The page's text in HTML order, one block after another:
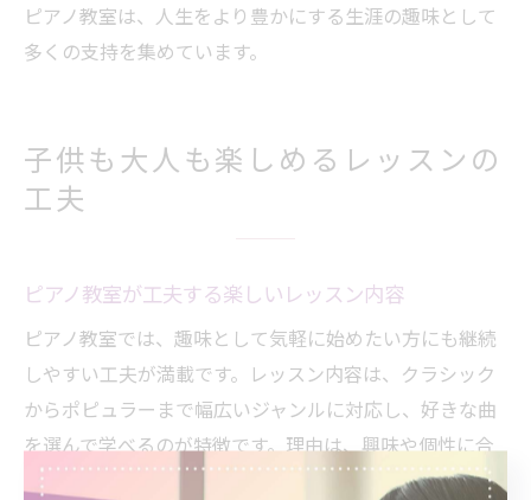
ピアノ教室は、人生をより豊かにする生涯の趣味として
多くの支持を集めています。
子供も大人も楽しめるレッスンの
工夫
ピアノ教室が工夫する楽しいレッスン内容
ピアノ教室では、趣味として気軽に始めたい方にも継続
しやすい工夫が満載です。レッスン内容は、クラシック
からポピュラーまで幅広いジャンルに対応し、好きな曲
を選んで学べるのが特徴です。理由は、興味や個性に合
わせて選曲することで、練習へのモチベーションが高ま